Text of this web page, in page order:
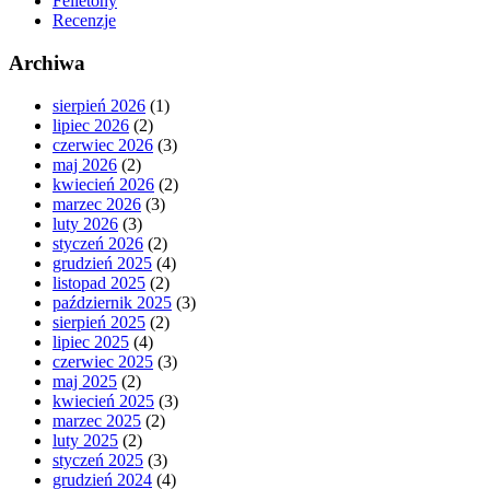
Recenzje
Archiwa
sierpień 2026 (1)
lipiec 2026 (2)
czerwiec 2026 (3)
maj 2026 (2)
kwiecień 2026 (2)
marzec 2026 (3)
luty 2026 (3)
styczeń 2026 (2)
grudzień 2025 (4)
listopad 2025 (2)
październik 2025 (3)
sierpień 2025 (2)
lipiec 2025 (4)
czerwiec 2025 (3)
maj 2025 (2)
kwiecień 2025 (3)
marzec 2025 (2)
luty 2025 (2)
styczeń 2025 (3)
grudzień 2024 (4)